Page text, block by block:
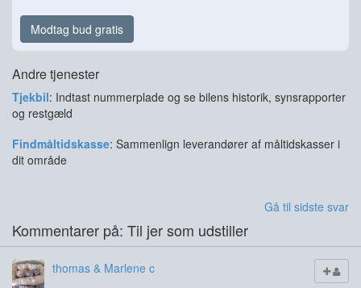
Modtag bud gratis
Andre tjenester
Tjekbil: Indtast nummerplade og se bilens historik, synsrapporter
og restgæld
Findmåltidskasse: Sammenlign leverandører af måltidskasser i
dit område
Gå til sidste svar
Kommentarer på: Til jer som udstiller
thomas & Marlene c